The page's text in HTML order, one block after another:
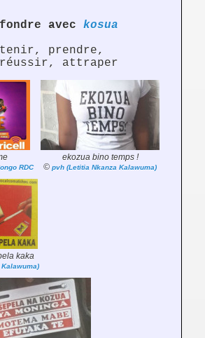
avec kosua
prendre,
attraper
RDC
ekozua bino temps !
© pvh (Letitia Nkanza Kalawuma)
kaka